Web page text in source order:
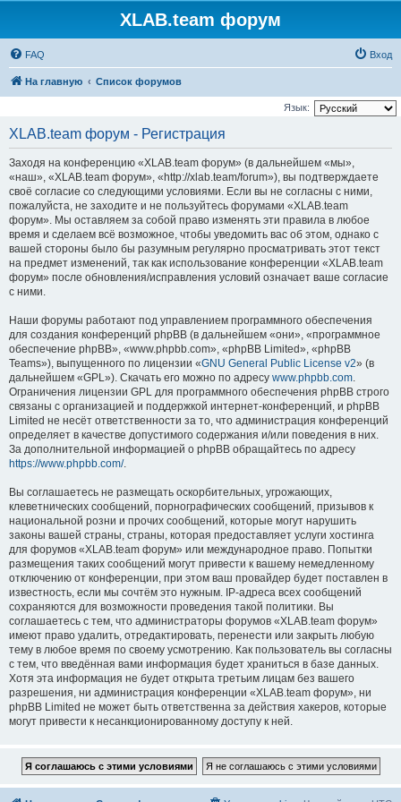
XLAB.team форум
FAQ Вход
На главную Список форумов
Язык:
XLAB.team форум - Регистрация
Заходя на конференцию «XLAB.team форум» (в дальнейшем «мы»,
«наш», «XLAB.team форум», «http://xlab.team/forum»), вы подтверждаете
своё согласие со следующими условиями. Если вы не согласны с ними,
пожалуйста, не заходите и не пользуйтесь форумами «XLAB.team
форум». Мы оставляем за собой право изменять эти правила в любое
время и сделаем всё возможное, чтобы уведомить вас об этом, однако с
вашей стороны было бы разумным регулярно просматривать этот текст
на предмет изменений, так как использование конференции «XLAB.team
форум» после обновления/исправления условий означает ваше согласие
с ними.
Наши форумы работают под управлением программного обеспечения
для создания конференций phpBB (в дальнейшем «они», «программное
обеспечение phpBB», «www.phpbb.com», «phpBB Limited», «phpBB
Teams»), выпущенного по лицензии «GNU General Public License v2» (в
дальнейшем «GPL»). Скачать его можно по адресу www.phpbb.com.
Ограничения лицензии GPL для программного обеспечения phpBB строго
связаны с организацией и поддержкой интернет-конференций, и phpBB
Limited не несёт ответственности за то, что администрация конференций
определяет в качестве допустимого содержания и/или поведения в них.
За дополнительной информацией о phpBB обращайтесь по адресу
https://www.phpbb.com/.
Вы соглашаетесь не размещать оскорбительных, угрожающих,
клеветнических сообщений, порнографических сообщений, призывов к
национальной розни и прочих сообщений, которые могут нарушить
законы вашей страны, страны, которая предоставляет услуги хостинга
для форумов «XLAB.team форум» или международное право. Попытки
размещения таких сообщений могут привести к вашему немедленному
отключению от конференции, при этом ваш провайдер будет поставлен в
известность, если мы сочтём это нужным. IP-адреса всех сообщений
сохраняются для возможности проведения такой политики. Вы
соглашаетесь с тем, что администраторы форумов «XLAB.team форум»
имеют право удалить, отредактировать, перенести или закрыть любую
тему в любое время по своему усмотрению. Как пользователь вы согласны
с тем, что введённая вами информация будет храниться в базе данных.
Хотя эта информация не будет открыта третьим лицам без вашего
разрешения, ни администрация конференции «XLAB.team форум», ни
phpBB Limited не может быть ответственна за действия хакеров, которые
могут привести к несанкционированному доступу к ней.